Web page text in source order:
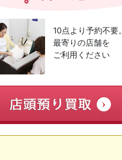
10点より予約不要。
最寄りの店舗を
ご利用ください